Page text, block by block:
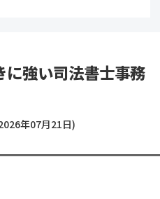
強い司法書士事務
年07月21日)